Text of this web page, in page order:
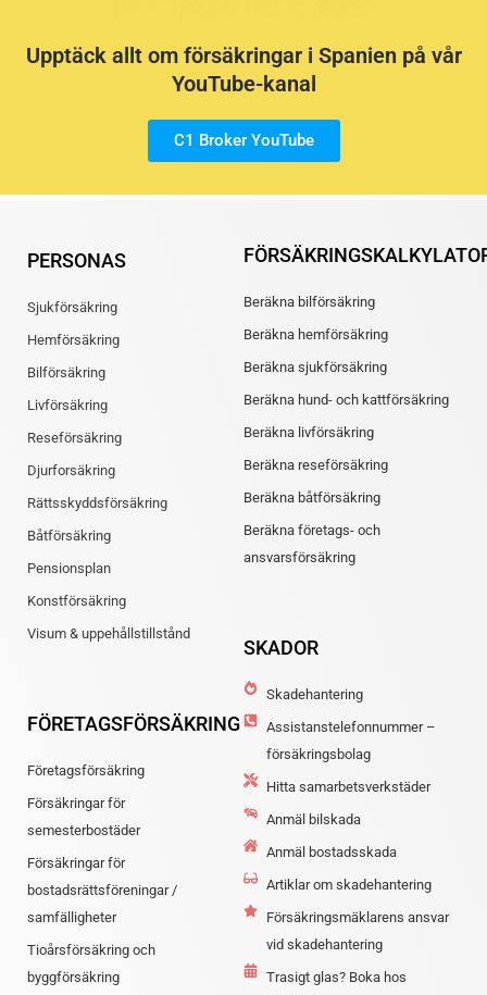
Upptäck allt om försäkringar i Spanien på vår
YouTube-kanal
C1 Broker YouTube
PERSONAS
Sjukförsäkring
Hemförsäkring
Bilförsäkring
Livförsäkring
Reseförsäkring
Djurforsäkring
Rättsskyddsförsäkring
Båtförsäkring
Pensionsplan
Konstförsäkring
Visum & uppehållstillstånd
FÖRETAGSFÖRSÄKRING
Företagsförsäkring
Försäkringar för
semesterbostäder
Försäkringar för
bostadsrättsföreningar /
samfälligheter
Tioårsförsäkring och
byggförsäkring
Beräkna bilförsäkring
Beräkna hemförsäkring
Beräkna sjukförsäkring
Beräkna hund- och kattförsäkring
Beräkna livförsäkring
Beräkna reseförsäkring
Beräkna båtförsäkring
Beräkna företags- och
ansvarsförsäkring
SKADOR
Skadehantering
Assistanstelefonnummer –
försäkringsbolag
Hitta samarbetsverkstäder
Anmäl bilskada
Anmäl bostadsskada
Artiklar om skadehantering
Försäkringsmäklarens ansvar
vid skadehantering
Trasigt glas? Boka hos